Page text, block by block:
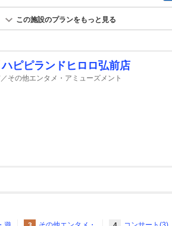
この施設のプランをもっと見る
ハピピランドヒロロ弘前店
その他エンタメ・アミューズメント